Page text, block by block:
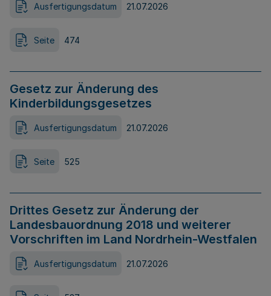
Ausfertigungsdatum 21.07.2026
Seite 474
Gesetz zur Änderung des
Kinderbildungsgesetzes
Ausfertigungsdatum 21.07.2026
Seite 525
Drittes Gesetz zur Änderung der
Landesbauordnung 2018 und weiterer
Vorschriften im Land Nordrhein-Westfalen
Ausfertigungsdatum 21.07.2026